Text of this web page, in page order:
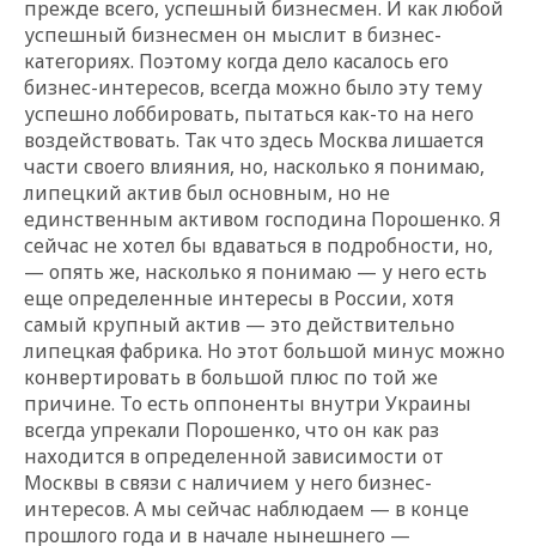
прежде всего, успешный бизнесмен. И как любой
успешный бизнесмен он мыслит в бизнес-
категориях. Поэтому когда дело касалось его
бизнес-интересов, всегда можно было эту тему
успешно лоббировать, пытаться как-то на него
воздействовать. Так что здесь Москва лишается
части своего влияния, но, насколько я понимаю,
липецкий актив был основным, но не
единственным активом господина Порошенко. Я
сейчас не хотел бы вдаваться в подробности, но,
— опять же, насколько я понимаю — у него есть
еще определенные интересы в России, хотя
самый крупный актив — это действительно
липецкая фабрика. Но этот большой минус можно
конвертировать в большой плюс по той же
причине. То есть оппоненты внутри Украины
всегда упрекали Порошенко, что он как раз
находится в определенной зависимости от
Москвы в связи с наличием у него бизнес-
интересов. А мы сейчас наблюдаем — в конце
прошлого года и в начале нынешнего —